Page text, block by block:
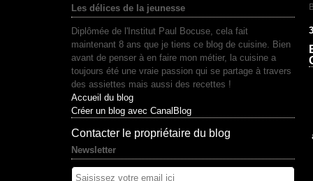
Les délices de la jeunesse
Diplômée de l'Institut Paul Bocuse, cela fait
maintenant 8 ans que je tiens ce blog de cuisine. Bien
avant de penser à en faire mon métier, la cuisine a
toujours été une vraie passion qui se partage à travers
des assiettes mais aussi des recettes !
Accueil du blog
Créer un blog avec CanalBlog
Contacter le propriétaire du blog
Newsletter